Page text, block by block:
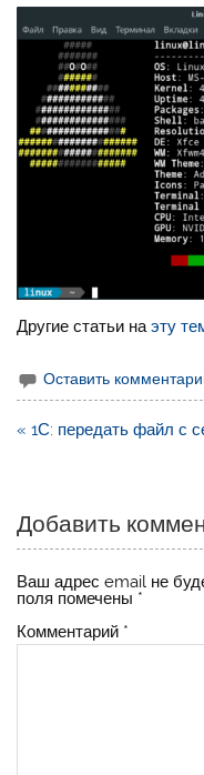
Другие статьи наэту
Оставить
Навигация
« 1С: передать файл с
Добавить
Ваш адрес email не
поля помечены *
Комментарий *